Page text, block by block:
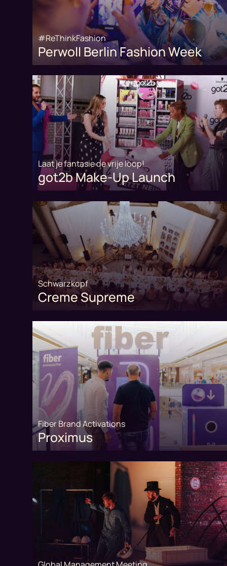
#ReThinkFashion
Perwoll Berlin Fashion Week
Laat je fantasie de vrije loop!
got2b Make-Up Launch
Schwarzkopf
Creme Supreme
Fiber Brand Activations
Proximus